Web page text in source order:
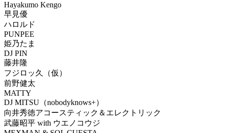
Hayakumo Kengo
早見優
ハロルド
PUNPEE
姫乃たま
DJ PIN
藤井隆
フジロッ久（仮）
前野健太
MATTY
DJ MITSU（nobodyknows+）
向井秀徳アコースティック＆エレクトリック
武藤昭平 with ウエノコウジ